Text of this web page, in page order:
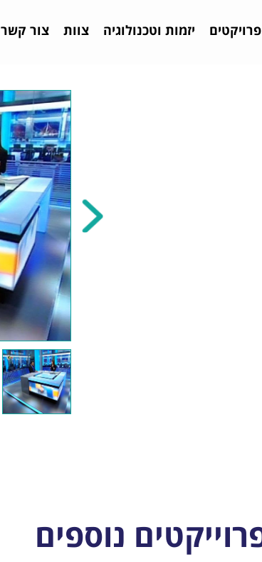
פרויקטים יזמות וטכנולוגיה צוות צור קשר
נוספים